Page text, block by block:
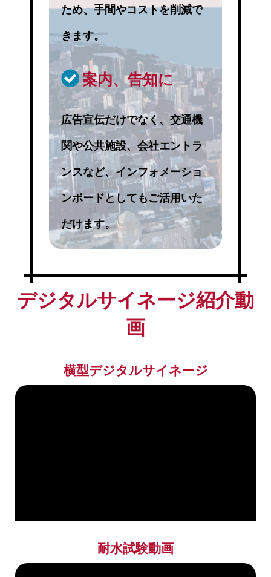
ため、手間やコストを削減で
きます。
案内、告知に
広告宣伝だけでなく、交通機
関や公共施設、会社エントラ
ンスなど、インフォメーショ
ンボードとしてもご活用いた
だけます。
デジタルサイネージ紹介動
画
横型デジタルサイネージ
耐水試験動画